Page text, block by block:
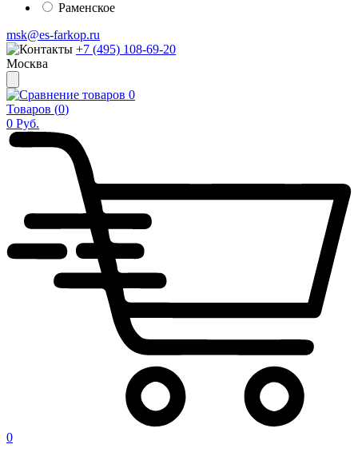
Раменское
msk@es-farkop.ru
+7 (495) 108-69-20
Москва
0
Товаров (0)
0 Руб.
0